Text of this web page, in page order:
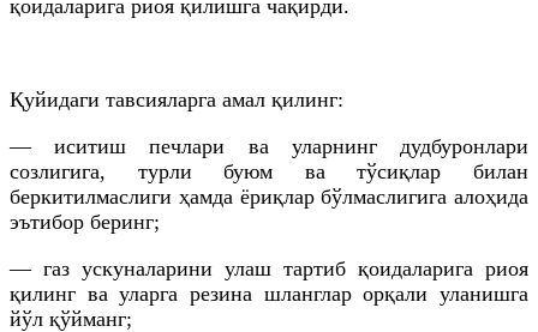
қоидаларига риоя қилишга чақирди.
Қуйидаги тавсияларга амал қилинг:
— иситиш печлари ва уларнинг дудбуронлари
созлигига, турли буюм ва тўсиқлар билан
беркитилмаслиги ҳамда ёриқлар бўлмаслигига алоҳида
эътибор беринг;
— газ ускуналарини улаш тартиб қоидаларига риоя
қилинг ва уларга резина шланглар орқали уланишга
йўл қўйманг;